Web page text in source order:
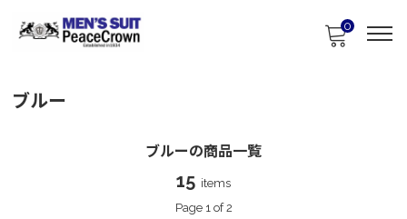
0
ブルー
ブルーの商品一覧
15 items
Page 1 of 2